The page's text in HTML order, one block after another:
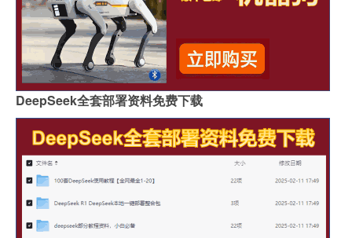
DeepSeek全套部署资料免费下载